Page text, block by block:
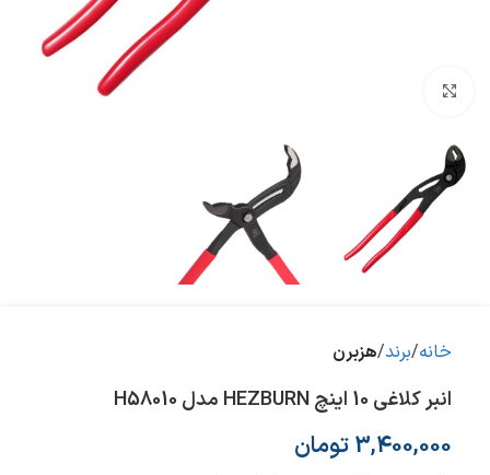
خانه برند هزبرن
انبر کلاغی 10 اینچ HEZBURN مدل H58010
3,400,000تومان